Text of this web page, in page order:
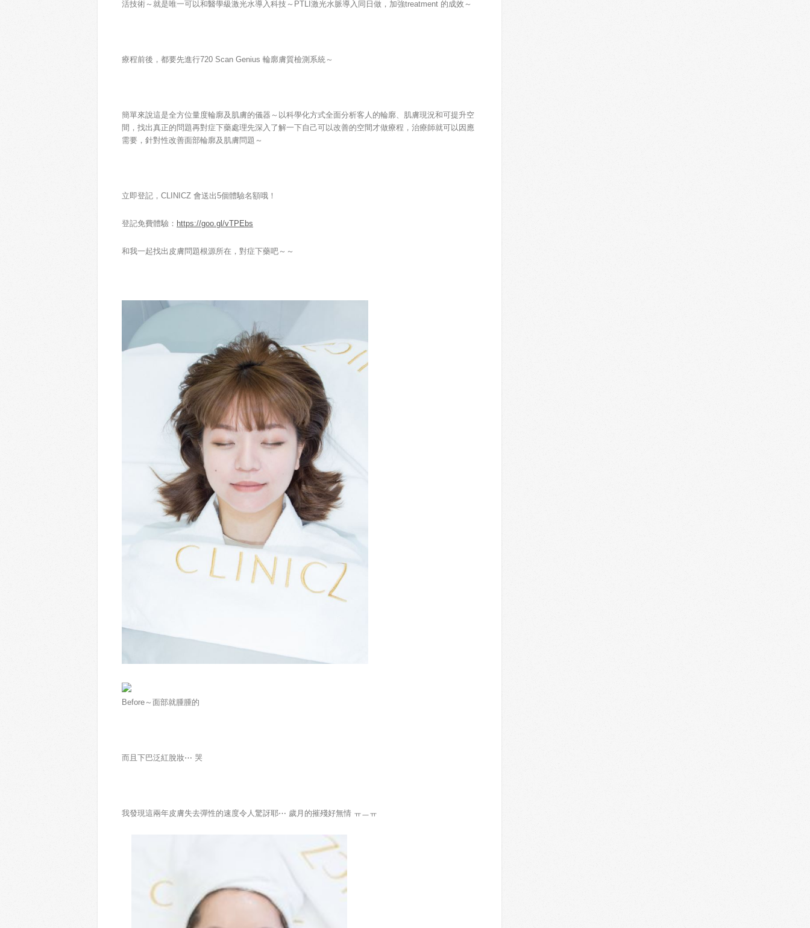
活技術～就是唯一可以和醫學級激光水導入科技～PTLI激光水脈導入同日做，加強treatment 的成效～
療程前後，都要先進行720 Scan Genius 輪廓膚質檢測系統～
簡單來說這是全方位量度輪廓及肌膚的儀器～以科學化方式全面分析客人的輪廓、肌膚現況和可提升空
間，找出真正的問題再對症下藥處理先深入了解一下自己可以改善的空間才做療程，治療師就可以因應
需要，針對性改善面部輪廓及肌膚問題～
立即登記，CLINICZ 會送出5個體驗名額哦！
登記免費體驗： https://goo.gl/vTPEbs
和我一起找出皮膚問題根源所在，對症下藥吧～～
Before～面部就腫腫的
而且下巴泛紅脫妝⋯ 哭
我發現這兩年皮膚失去彈性的速度令人驚訝耶⋯ 歲月的摧殘好無情 ㅠㅡㅠ